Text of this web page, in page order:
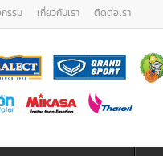
รรม เกี่ยวกับเรา ติดต่อเรา